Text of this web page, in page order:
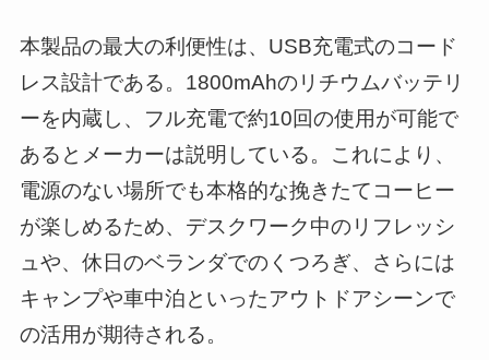
本製品の最大の利便性は、USB充電式のコード
レス設計である。1800mAhのリチウムバッテリ
ーを内蔵し、フル充電で約10回の使用が可能で
あるとメーカーは説明している。これにより、
電源のない場所でも本格的な挽きたてコーヒー
が楽しめるため、デスクワーク中のリフレッシ
ュや、休日のベランダでのくつろぎ、さらには
キャンプや車中泊といったアウトドアシーンで
の活用が期待される。